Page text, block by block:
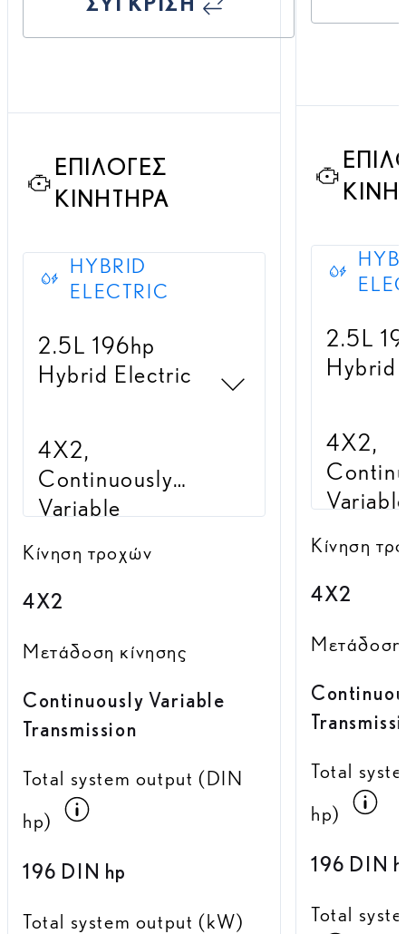
ΕΠΙΛΟΓΈΣ
ΚΙΝΗΤΉΡΑ
HYBRID
ELECTRIC
2.5L 196hp
Hybrid Electric
4X2,
Continuously
Variable
Κίνηση τροχών
4X2
Μετάδοση κίνησης
Continuously Variable
Transmission
Total system output (DIN
hp)
Όλα τα αριθμητικά στοιχεία
196 DIN hp
Total system output (kW)
2.5L
Hybrid
4X2,
Κίνηση
4X2
Μετάδοση
Total
hp)
196 DIN
Total